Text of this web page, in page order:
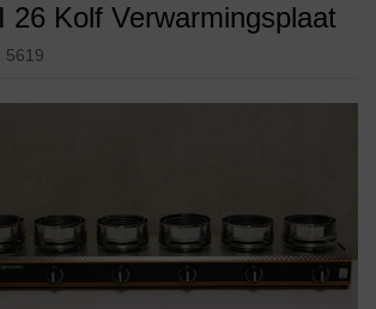
26 Kolf Verwarmingsplaat
5619